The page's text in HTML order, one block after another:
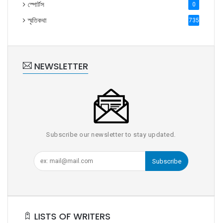
স্পোর্টস 0
স্মৃতিকথা 735
NEWSLETTER
Subscribe our newsletter to stay updated.
Subscribe
LISTS OF WRITERS